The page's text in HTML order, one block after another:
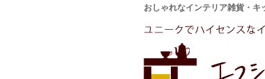
おしゃれなインテリア雑貨・キ